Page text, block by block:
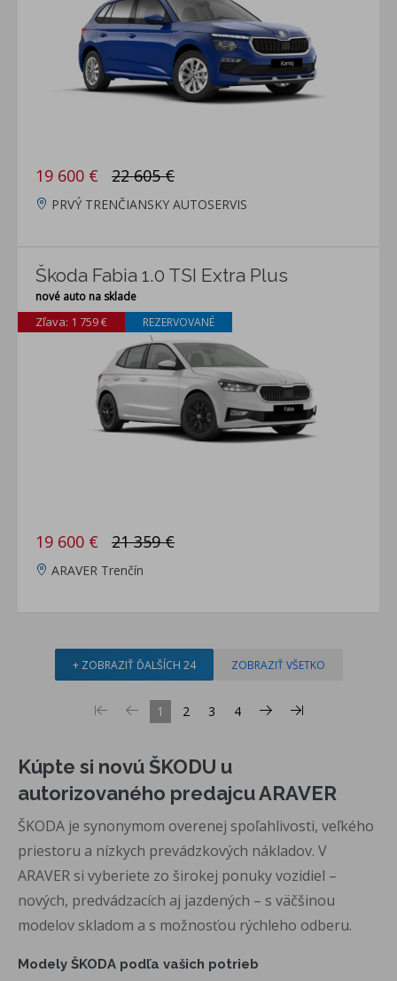
19 600 € 22 605 €
PRVÝ TRENČIANSKY AUTOSERVIS
Škoda Fabia 1.0 TSI Extra Plus
nové auto na sklade
Zľava: 1 759 € REZERVOVANÉ
19 600 € 21 359 €
ARAVER Trenčín
+ ZOBRAZIŤ ĎALŠÍCH 24 ZOBRAZIŤ VŠETKO
1 2 3 4
Kúpte si novú ŠKODU u
autorizovaného predajcu ARAVER
ŠKODA je synonymom overenej spoľahlivosti, veľkého
priestoru a nízkych prevádzkových nákladov. V
ARAVER si vyberiete zo širokej ponuky vozidiel –
nových, predvádzacích aj jazdených – s väčšinou
modelov skladom a s možnosťou rýchleho odberu.
Modely ŠKODA podľa vašich potrieb